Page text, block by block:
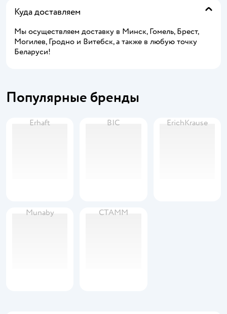
Куда доставляем
Мы осуществляем доставку в Минск, Гомель, Брест,
Могилев, Гродно и Витебск, а также в любую точку
Беларуси!
Популярные бренды
Erhaft BIC ErichKrause
Munaby СТАММ